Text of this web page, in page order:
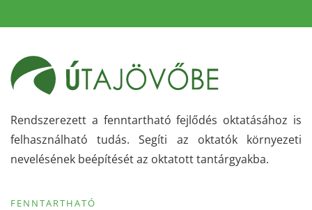
Rendszerezett a fenntartható fejlődés oktatásához is
felhasználható tudás. Segíti az oktatók környezeti
nevelésének beépítését az oktatott tantárgyakba.
FENNTARTHATÓ